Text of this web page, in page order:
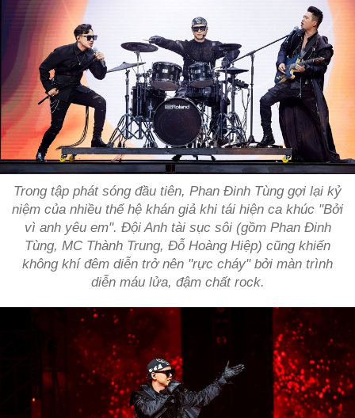
Trong tập phát sóng đầu tiên, Phan Đinh Tùng gợi lại kỷ
niệm của nhiều thế hệ khán giả khi tái hiện ca khúc "Bởi
vì anh yêu em". Đội Anh tài sục sôi (gồm Phan Đinh
Tùng, MC Thành Trung, Đỗ Hoàng Hiệp) cũng khiến
không khí đêm diễn trở nên "rực cháy" bởi màn trình
diễn máu lửa, đậm chất rock.